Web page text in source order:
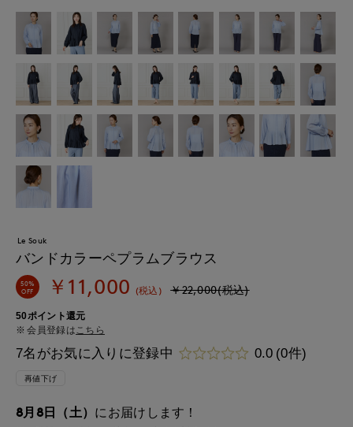
Le Souk
バンドカラーペプラムブラウス
50%
OFF
￥11,000 (税込) ￥22,000(税込)
50ポイント還元
会員登録はこちら
7名がお気に入りに登録中 0.0 (0件)
再値下げ
8月8日（土） にお届けします！